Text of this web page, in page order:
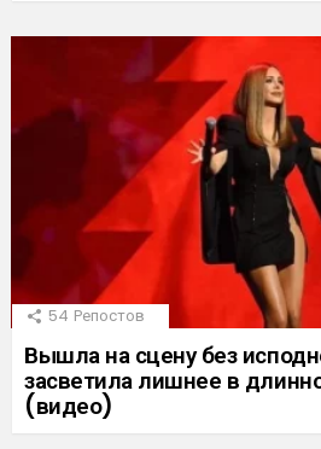
54 Репостов
Вышла на сцену без
засветила лишнее в
(видео)